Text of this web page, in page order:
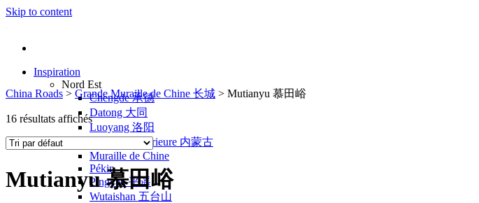
Skip to content
Inspiration
Nord Est
Chengde 承德
Datong 大同
Luoyang 洛阳
Mongolie Intérieure 内蒙古
Muraille de Chine
Pékin
Pingyao 平遥
Wutaishan 五台山
China Roads > Grande Muraille de Chine 长城 > Mutianyu 慕田峪
16 résultats affichés
Mutianyu 慕田峪